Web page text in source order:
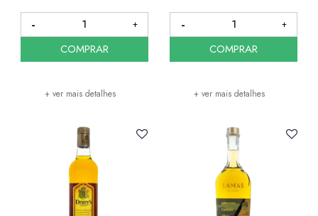
+ ver mais detalhes
COMPRAR
+ ver mais detalhes
COMPRAR